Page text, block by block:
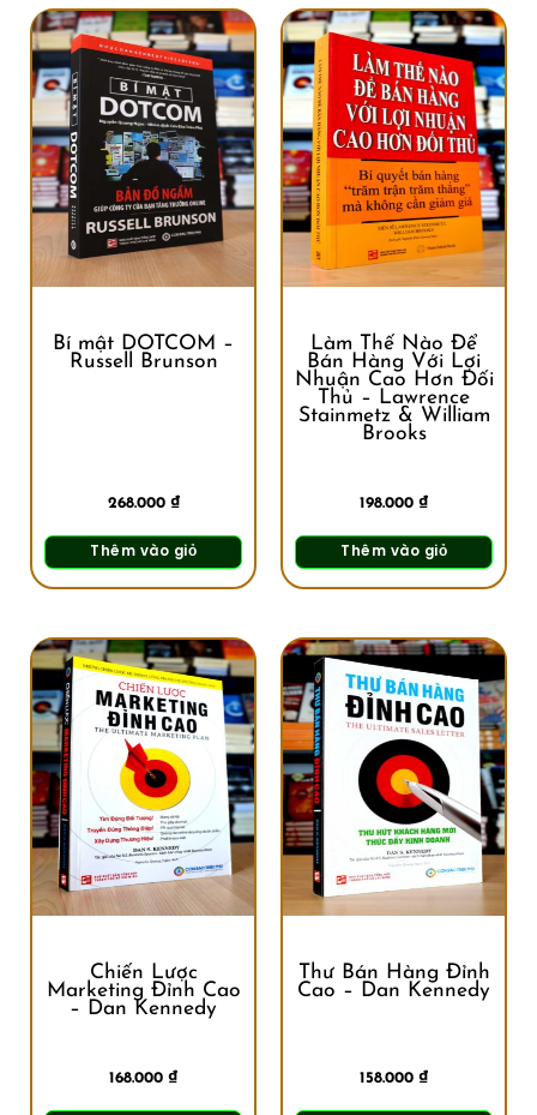
Bí mật DOTCOM –
Russell Brunson
268.000 ₫
Thêm vào giỏ
Làm Thế Nào Để
Bán Hàng Với Lợi
Nhuận Cao Hơn Đối
Thủ – Lawrence
Stainmetz & William
Brooks
198.000 ₫
Thêm vào giỏ
Chiến Lược
Marketing Đỉnh Cao
– Dan Kennedy
168.000 ₫
Thư Bán Hàng Đỉnh
Cao – Dan Kennedy
158.000 ₫